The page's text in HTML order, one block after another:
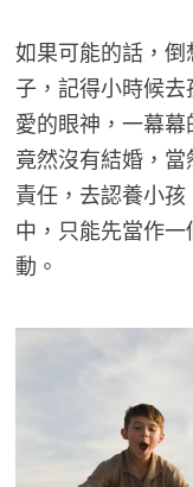
如果可能的話，
子，記得小時候
愛的眼神，一幕
竟然沒有結婚，
責任，去認養小
中，只能先當作
動。